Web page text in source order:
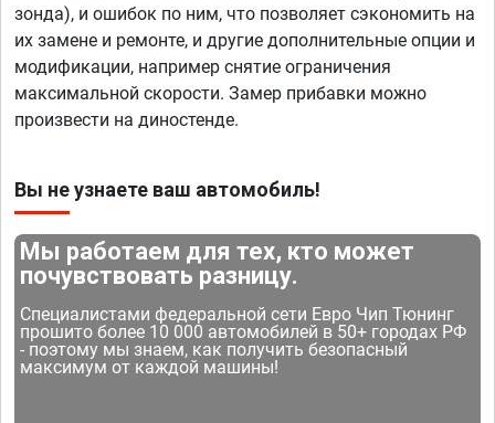
зонда), и ошибок по ним, что позволяет сэкономить на
их замене и ремонте, и другие дополнительные опции и
модификации, например снятие ограничения
максимальной скорости. Замер прибавки можно
произвести на диностенде.
Вы не узнаете ваш автомобиль!
Мы работаем для тех, кто может
почувствовать разницу.
Специалистами федеральной сети Евро Чип Тюнинг
прошито более 10 000 автомобилей в 50+ городах РФ
- поэтому мы знаем, как получить безопасный
максимум от каждой машины!